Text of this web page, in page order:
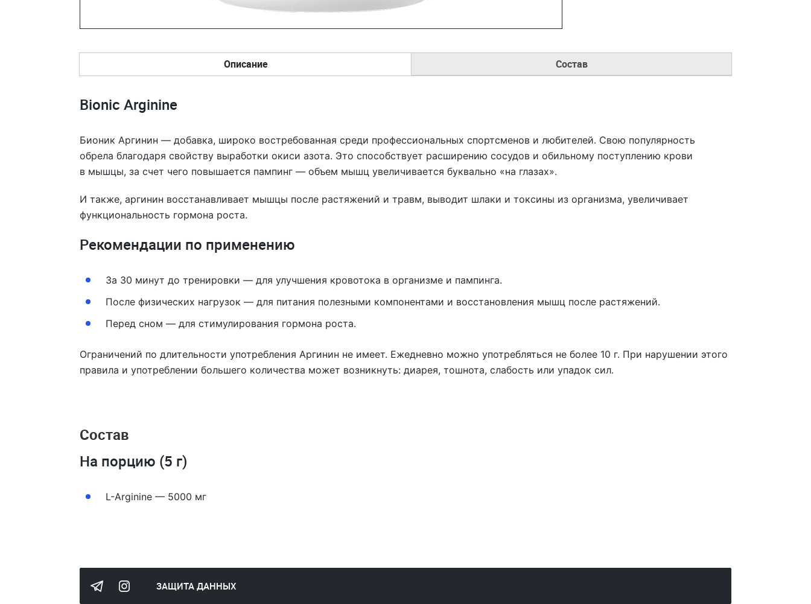
Описание Состав
Bionic Arginine
Бионик Аргинин — добавка, широко востребованная среди профессиональных спортсменов и любителей. Свою популярность
обрела благодаря свойству выработки окиси азота. Это способствует расширению сосудов и обильному поступлению крови
в мышцы, за счет чего повышается пампинг — объем мышц увеличивается буквально «на глазах».
И также, аргинин восстанавливает мышцы после растяжений и травм, выводит шлаки и токсины из организма, увеличивает
функциональность гормона роста.
Рекомендации по применению
За 30 минут до тренировки — для улучшения кровотока в организме и пампинга.
После физических нагрузок — для питания полезными компонентами и восстановления мышц после растяжений.
Перед сном — для стимулирования гормона роста.
Ограничений по длительности употребления Аргинин не имеет. Ежедневно можно употребляться не более 10 г. При нарушении этого
правила и употреблении большего количества может возникнуть: диарея, тошнота, слабость или упадок сил.
Состав
На порцию (5 г)
L-Arginine — 5000 мг
ЗАЩИТА ДАННЫХ